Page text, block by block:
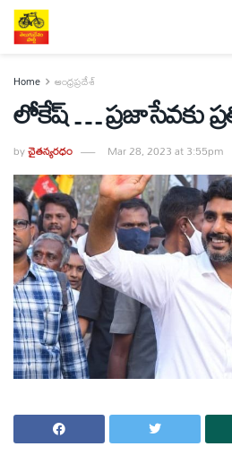
Home ఆంధ్రప్రదేశ్
లోకేష్ … ప్రజాసేవకు
byచైతన్యరధం Mar 28, 2023 at 3:55pm